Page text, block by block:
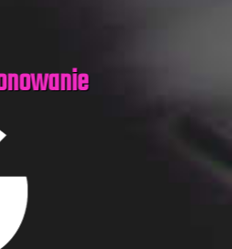
drukarnia